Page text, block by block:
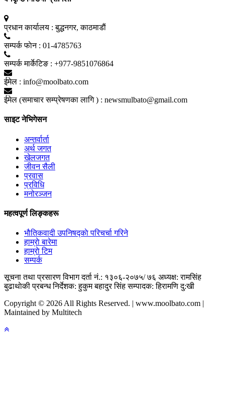
प्रधान कार्यालय : बुद्धनगर, काठमाडाैं
सम्पर्क फाेन : 01-4785763
सम्पर्क मार्केटिङ : +977-9851076864
ईमेल : info@moolbato.com
ईमेल (समाचार सम्प्रेषणका लागि ) : newsmulbato@gmail.com
साइट नेभिगेसन
अन्तर्वार्ता
अर्थ जगत
खेलजगत
जीवन सैली
प्रवास
प्रविधि
मनोरञ्जन
महत्वपूर्ण लिङ्कहरू
भाैतिकवादी उपनिषद्काे परिचर्चा गरिने
हाम्राे बारेमा
हाम्राे टिम
सम्पर्क
सूचना तथा प्रसारण विभाग दर्ता नं.: १३०६-२०७५/ ७६ अध्यक्ष: रामसिंह
बुढाथाेकी प्रबन्ध निर्देशक: हुकुम बहादुर सिंह सम्पादक: हिरामणि दु:खी
Copyright © 2026 All Rights Reserved. | www.moolbato.com |
Maintained by Multitech